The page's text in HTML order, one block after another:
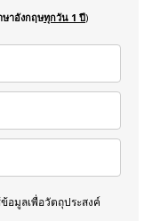
าอังกฤษทุกวัน 1 ปี)
อมูลเพื่อวัตถุประสงค์